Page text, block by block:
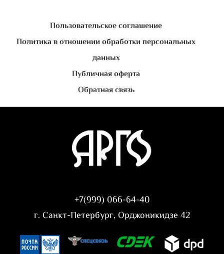
Пользовательское соглашение
Политика в отношении обработки персональных
данных
Публичная оферта
Обратная связь
+7(999) 066-64-40
г. Санкт-Петербург, Орджоникидзе 42